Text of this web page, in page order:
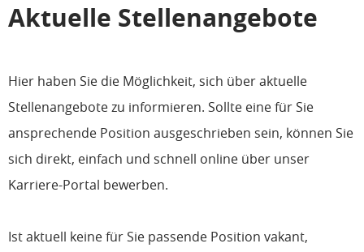
Aktuelle Stellenangebote
Hier haben Sie die Möglichkeit, sich über aktuelle
Stellenangebote zu informieren. Sollte eine für Sie
ansprechende Position ausgeschrieben sein, können Sie
sich direkt, einfach und schnell online über unser
Karriere-Portal bewerben.
Ist aktuell keine für Sie passende Position vakant,